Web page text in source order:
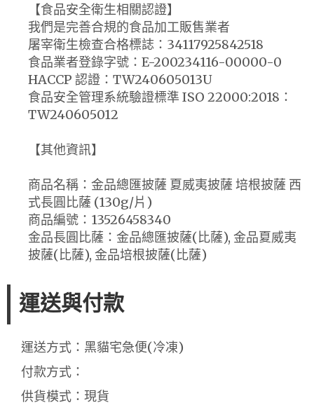
【食品安全衛生相關認證】
我們是完善合規的食品加工販售業者
屠宰衛生檢查合格標誌：34117925842518
食品業者登錄字號：E-200234116-00000-0
HACCP 認證：TW240605013U
食品安全管理系統驗證標準 ISO 22000:2018：
TW240605012
【其他資訊】
商品名稱：金品總匯披薩 夏威夷披薩 培根披薩 西
式長圓比薩 (130g/片)
商品編號：13526458340
金品長圓比薩：金品總匯披薩(比薩), 金品夏威夷
披薩(比薩), 金品培根披薩(比薩)
運送與付款
運送方式：黑貓宅急便(冷凍)
付款方式：
供貨模式：現貨